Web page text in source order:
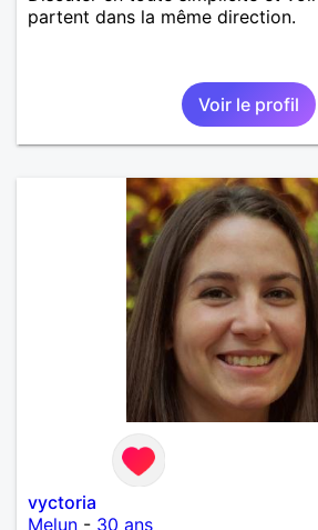
partent dans la même direction.
Voir le profil
vyctoria
Melun - 30 ans